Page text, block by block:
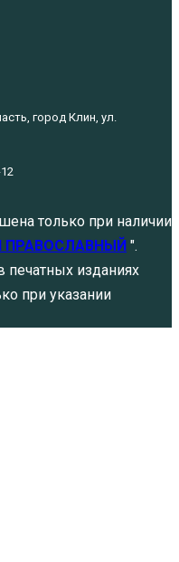
город Клин, ул.
только при наличии
ПРАВОСЛАВНЫЙ ".
печатных изданиях
при указании